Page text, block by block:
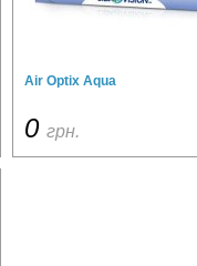
Air Optix Aqua
0 грн.